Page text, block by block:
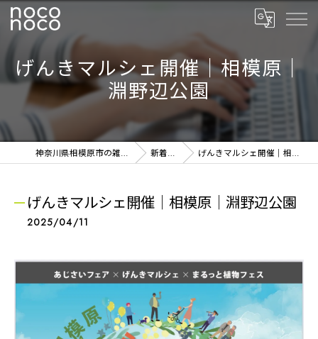
げんきマルシェ開催｜相模原｜
淵野辺公園
神奈川県相模原市の雑貨ならnoconoco 新着NEWS げんきマルシェ開催｜相模原｜淵野辺公園
げんきマルシェ開催｜相模原｜淵野辺公園
2025/04/11